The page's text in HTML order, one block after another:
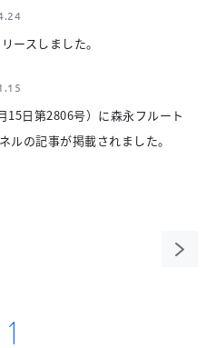
ースしました。
15日第2806号）に森永フルート
ルの記事が掲載されました。